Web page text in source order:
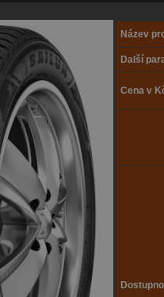
Název
Další
Cena v